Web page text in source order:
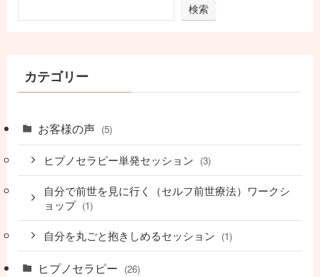
検索
カテゴリー
お客様の声 (5)
ヒプノセラピー単発セッション (3)
自分で前世を見に行く（セルフ前世療法）ワークシ
ョップ (1)
自分を丸ごと抱きしめるセッション (1)
ヒプノセラピー (26)